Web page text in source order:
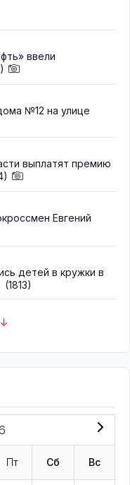
ввели
№12 на улице
выплатят премию
Евгений
детей в кружки в
(1813)
Пт Сб Вс